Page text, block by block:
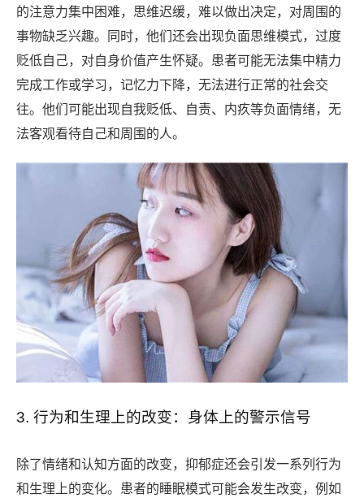
的注意力集中困难，思维迟缓，难以做出决定，对周围的
事物缺乏兴趣。同时，他们还会出现负面思维模式，过度
贬低自己，对自身价值产生怀疑。患者可能无法集中精力
完成工作或学习，记忆力下降，无法进行正常的社会交
往。他们可能出现自我贬低、自责、内疚等负面情绪，无
法客观看待自己和周围的人。
3. 行为和生理上的改变：身体上的警示信号
除了情绪和认知方面的改变，抑郁症还会引发一系列行为
和生理上的变化。患者的睡眠模式可能会发生改变，例如